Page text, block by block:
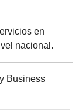
en
nacional.
Business